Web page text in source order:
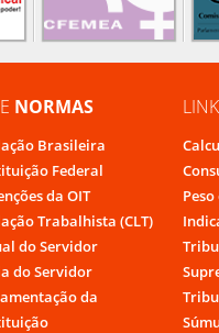
NORMAS
Brasileira
Federal
da OIT
Trabalhista (CLT)
do Servidor
do Servidor
da